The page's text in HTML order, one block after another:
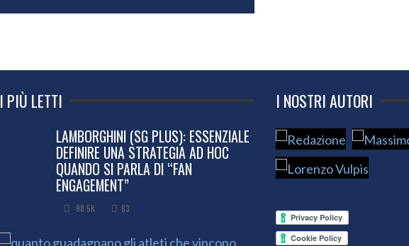
I PIÙ LETTI
LAMBORGHINI (SG PLUS): ESSENZIALE
DEFINIRE UNA STRATEGIA AD HOC
QUANDO SI PARLA DI “FAN
ENGAGEMENT”
98.5K 83
I NOSTRI AUTORI